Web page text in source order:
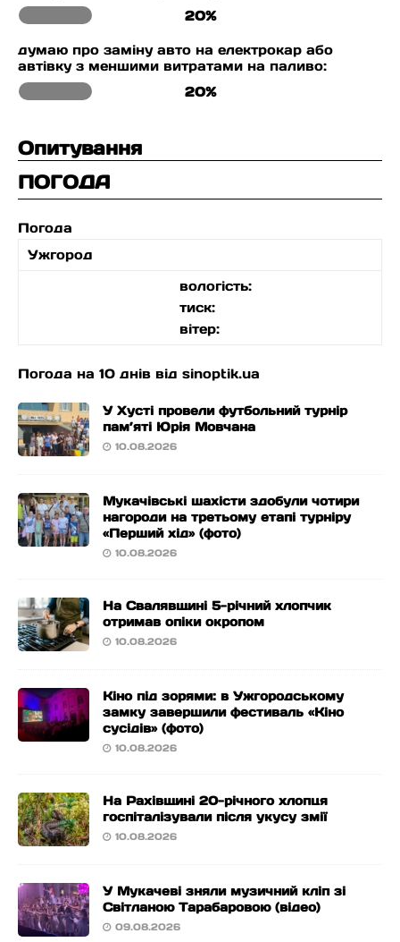
20%
думаю про заміну авто на електрокар або
автівку з меншими витратами на паливо:
20%
Опитування
ПОГОДА
Погода
Ужгород
вологість:
тиск:
вітер:
Погода на 10 днів від sinoptik.ua
У Хусті провели футбольний турнір
пам’яті Юрія Мовчана
10.08.2026
Мукачівські шахісти здобули чотири
нагороди на третьому етапі турніру
«Перший хід» (фото)
10.08.2026
На Свалявщині 5-річний хлопчик
отримав опіки окропом
10.08.2026
Кіно під зорями: в Ужгородському
замку завершили фестиваль «Кіно
сусідів» (фото)
10.08.2026
На Рахівщині 20-річного хлопця
госпіталізували після укусу змії
10.08.2026
У Мукачеві зняли музичний кліп зі
Світланою Тарабаровою (відео)
09.08.2026